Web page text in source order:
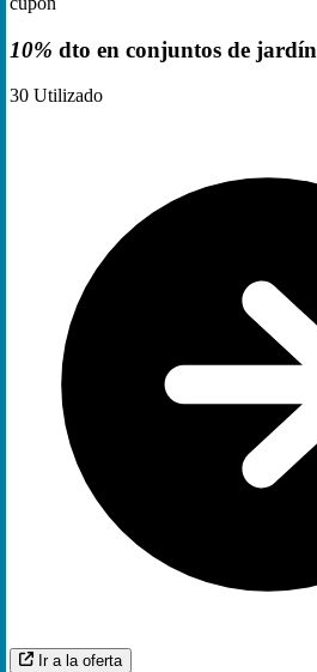
10% dto en conjuntos de jardín
30 Utilizado
Ir a la oferta